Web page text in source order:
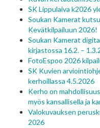
SK Lippulaiva k2026
Soukan Kamerat
Kevätkilpailuun 2026!
Soukan Kamerat
kirjastossa 16.2. –
FotoEspoo 2026
SK Kuvien
kerhoillassa 4.5.2026
Kerho on
myös kansallisella ja
Valokuvauksen
2026